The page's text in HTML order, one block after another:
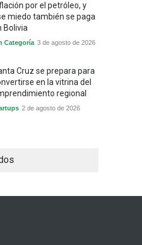
por el petróleo, y
miedo también se paga
Bolivia
Categoría 3 de agosto de 2026
Cruz se prepara para
en la vitrina del
regional
2 de agosto de 2026
y el golpe puede
Categoría 1 de agosto de 2026